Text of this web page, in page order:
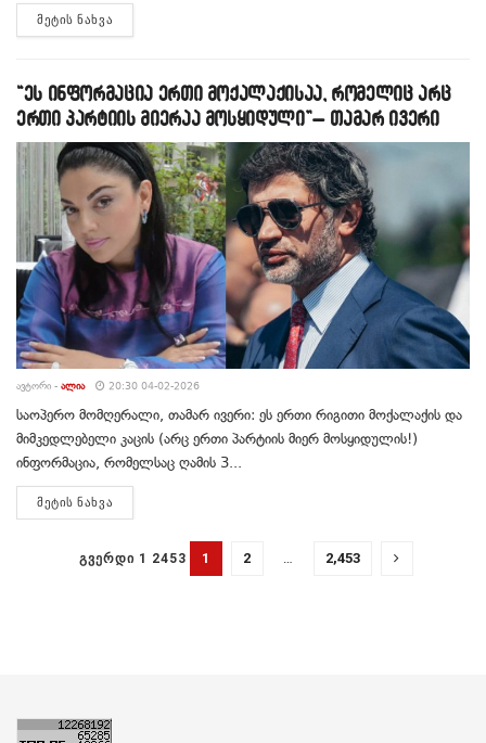
ᲛᲔᲢᲘᲡ ᲜᲐᲮᲕᲐ
“ეს ინფორმაცია ერთი მოქალაქისაა, რომელიც არც
ერთი პარტიის მიერაა მოსყიდული”– თამარ ივერი
ᲐᲕᲢᲝᲠᲘ - ᲐᲚᲘᲐ 20:30 04-02-2026
საოპერო მომღერალი, თამარ ივერი: ეს ერთი რიგითი მოქალაქის და
მიმკედლებელი კაცის (არც ერთი პარტიის მიერ მოსყიდულის!)
ინფორმაცია, რომელსაც ღამის 3...
ᲛᲔᲢᲘᲡ ᲜᲐᲮᲕᲐ
ᲒᲕᲔᲠᲓᲘ 1 2453 1 2 2,453